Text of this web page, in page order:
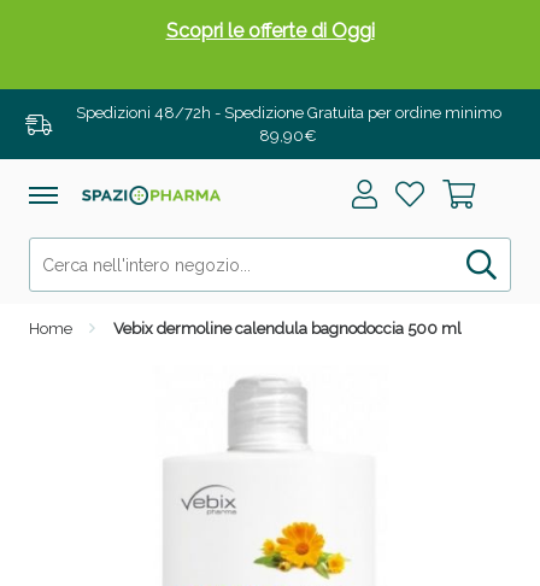
Spedizioni 48/72h - Spedizione Gratuita per ordine minimo
89,90€
Home Vebix dermoline calendula bagnodoccia 500 ml
Scopri le offerte di Oggi
Drenanti e Pancia Piatta: Sconti fino al 55% validi
solo per OGGI!